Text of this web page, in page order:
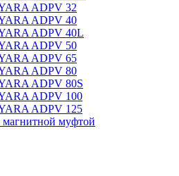
ADPV 32
ADPV 40
ADPV 40L
ADPV 50
ADPV 65
ADPV 80
ADPV 80S
ADPV 100
ADPV 125
муфтой